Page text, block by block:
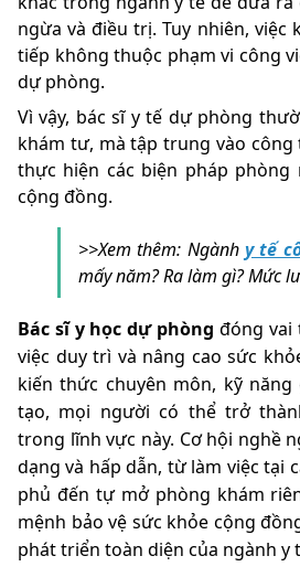
ngừa và điều trị. Tuy nhiên, việc
tiếp không thuộc phạm vi công
dự phòng.
Vì vậy, bác sĩ y tế dự phòng
khám tư, mà tập trung vào công
thực hiện các biện pháp
cộng đồng.
>>Xem thêm: Ngành y tế
mấy năm? Ra làm gì? Mức
Bác sĩ y học dự phòng đóng
việc duy trì và nâng cao sức
kiến thức chuyên môn, kỹ
tạo, mọi người có thể trở
trong lĩnh vực này. Cơ hội nghề
dạng và hấp dẫn, từ làm việc tại
phủ đến tự mở phòng khám
mệnh bảo vệ sức khỏe cộng
phát triển toàn diện của ngành y